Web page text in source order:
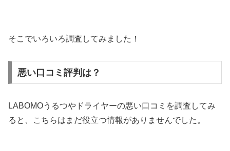
そこでいろいろ調査してみました！
悪い口コミ評判は？
LABOMOうるつやドライヤーの悪い口コミを調査してみ
ると、こちらはまだ役立つ情報がありませんでした。